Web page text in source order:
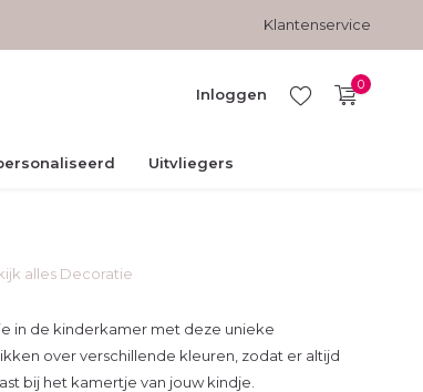
Veilig betalen met
Klantenservice
Inloggen
0
Uitvliegers
alles Decoratie
in de kinderkamer met deze unieke
over verschillende kleuren, zodat er altijd
bij het kamertje van jouw kindje.